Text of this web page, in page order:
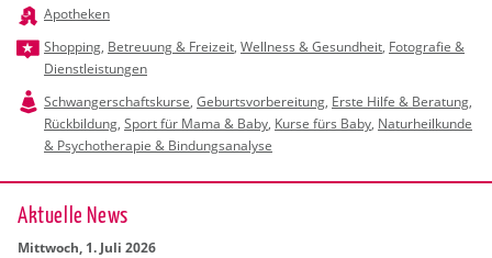
Apotheken
Shopping, Betreuung & Freizeit, Wellness & Gesundheit, Fotografie &
Dienstleistungen
Schwangerschaftskurse, Geburtsvorbereitung, Erste Hilfe & Beratung,
Rückbildung, Sport für Mama & Baby, Kurse fürs Baby, Naturheilkunde
& Psychotherapie & Bindungsanalyse
Ak­tu­el­le News
Mitt­woch, 1. Juli 2026